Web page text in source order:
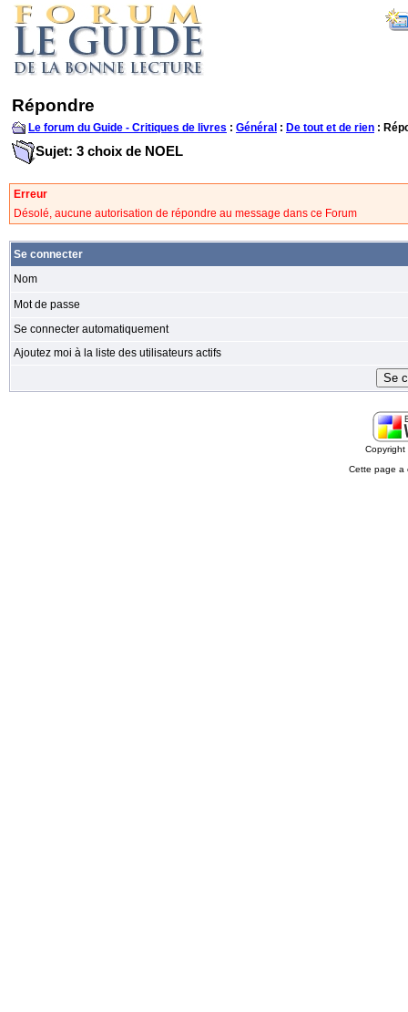
Répondre
Le forum du Guide - Critiques de livres : Général : De tout et de rien :
Sujet: 3 choix de NOEL
Erreur
Désolé, aucune autorisation de répondre au message dans ce Forum
Se connecter
Nom
Mot de passe
Se connecter automatiquement
Ajoutez moi à la liste des utilisateurs actifs
Cette page a